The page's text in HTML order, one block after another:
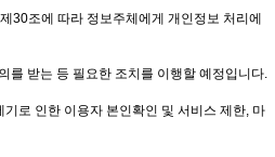
30조에 따라 정보주체에게 개인정보 처리에
를 받는 등 필요한 조치를 이행할 예정입니다.
로 인한 이용자 본인확인 및 서비스 제한, 마